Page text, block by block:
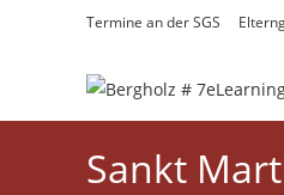
Termine an der SGS
Sankt